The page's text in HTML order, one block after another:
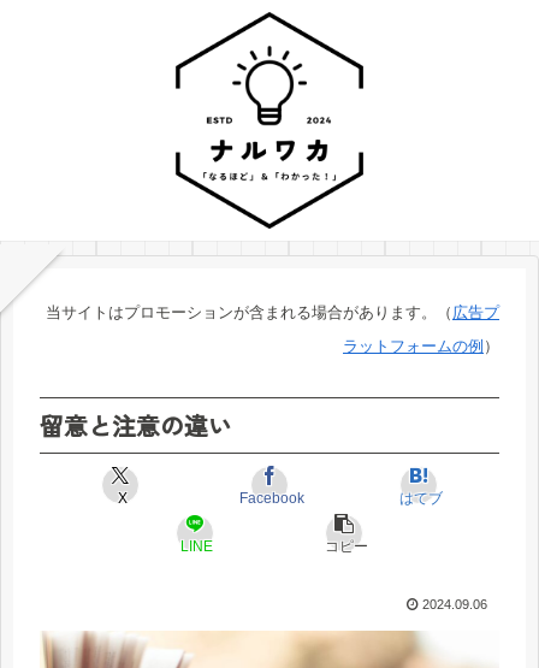
当サイトはプロモーションが含まれる場合があります。（ 広告プ
ラットフォームの例 ）
留意と注意の違い
X Facebook はてブ
LINE コピー
2024.09.06